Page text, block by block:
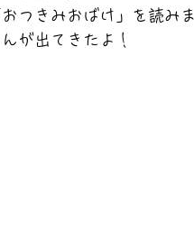
つきみおばけ」を読みま
が出てきたよ！